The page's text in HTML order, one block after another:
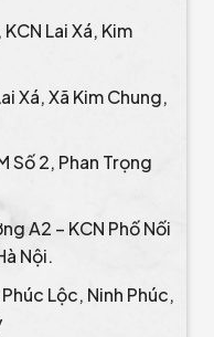
Lai Xá, Kim
Xá, Xã Kim Chung,
Số 2, Phan Trọng
A2 – KCN Phố Nối
Nội.
Lộc, Ninh Phúc,